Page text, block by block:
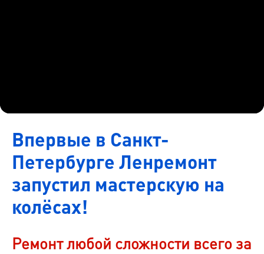
Впервые в Санкт-
Петербурге Ленремонт
запустил мастерскую на
колёсах!
Ремонт любой сложности всего за